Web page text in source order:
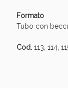
Formato
Tubo con
Cod.113, 114,